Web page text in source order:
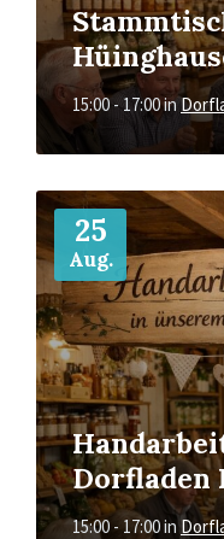
15:00 - 17:00in
25
Aug.
Dorfladen
15:00 - 17:00in
Mehr